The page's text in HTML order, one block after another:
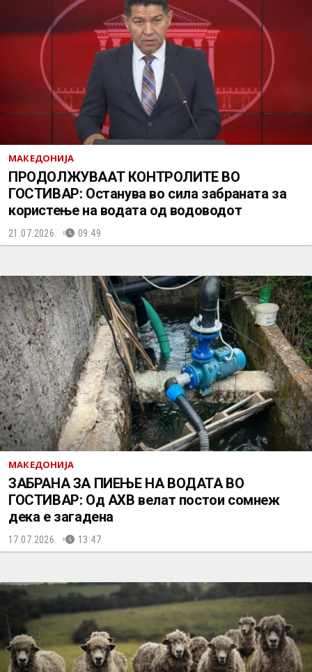
МАКЕДОНИЈА
ПРОДОЛЖУВААТ КОНТРОЛИТЕ ВО
ГОСТИВАР: Останува во сила забраната за
користење на водата од водоводот
21.07.2026. 09:49
МАКЕДОНИЈА
ЗАБРАНА ЗА ПИЕЊЕ НА ВОДАТА ВО
ГОСТИВАР: Од АХВ велат постои сомнеж
дека е загадена
17.07.2026. 13:47